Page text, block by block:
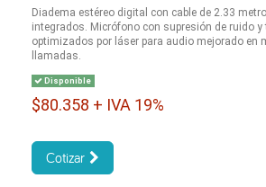
Diadema estéreo digital con cable de 2.33
integrados. Micrófono con supresión de ruido
optimizados por láser para audio mejorado en
llamadas.
Disponible
$80.358 + IVA 19%
Cotizar